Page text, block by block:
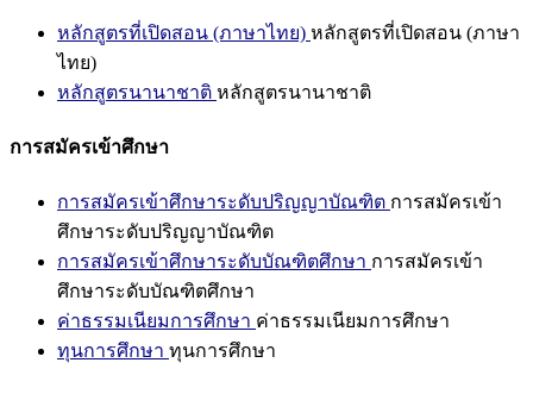
หลักสูตรที่เปิดสอน (ภาษาไทย) หลักสูตรที่เปิดสอน (ภาษา
ไทย)
หลักสูตรนานาชาติ หลักสูตรนานาชาติ
การสมัครเข้าศึกษา
การสมัครเข้าศึกษาระดับปริญญาบัณฑิต การสมัครเข้า
ศึกษาระดับปริญญาบัณฑิต
การสมัครเข้าศึกษาระดับบัณฑิตศึกษา การสมัครเข้า
ศึกษาระดับบัณฑิตศึกษา
ค่าธรรมเนียมการศึกษา ค่าธรรมเนียมการศึกษา
ทุนการศึกษา ทุนการศึกษา